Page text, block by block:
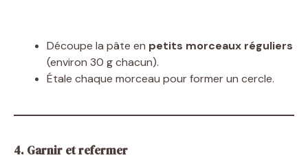
Découpe la pâte en petits morceaux réguliers
(environ 30 g chacun).
Étale chaque morceau pour former un cercle.
4. Garnir et refermer